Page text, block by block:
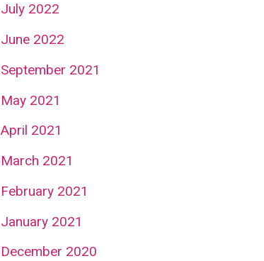
July 2022
June 2022
September 2021
May 2021
April 2021
March 2021
February 2021
January 2021
December 2020